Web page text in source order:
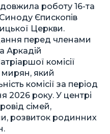
роботу 16-та
Єпископів
Церкви.
перед членами
Аркадій
комісії
який
комісії за період
2026 року. У центрі
сімей,
розвиток родинних